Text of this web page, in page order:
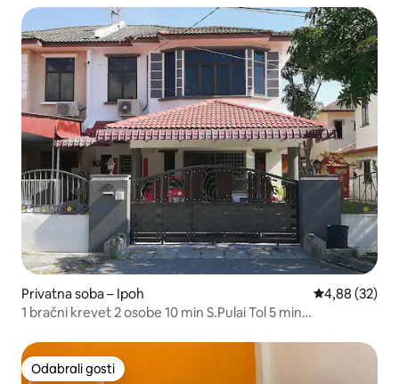
Privatna soba – Ipoh Prosječna
4,88 (32)
1 bračni krevet 2 osobe 10 min S.Pulai Tol 5 min
Odabrali gosti
Odabrali gosti